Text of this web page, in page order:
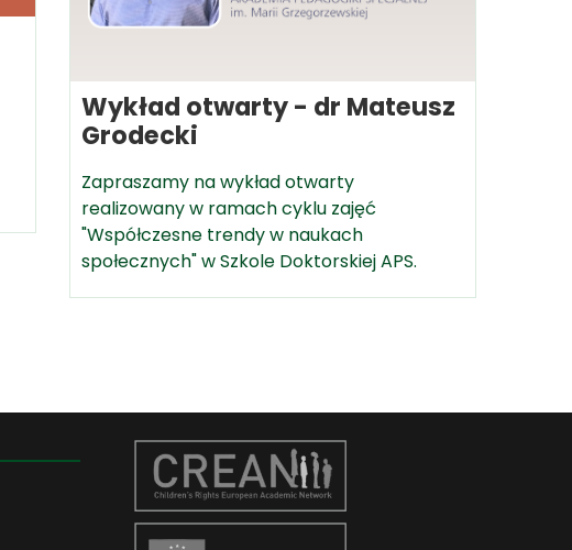
Wykład otwarty - dr Mateusz
Grodecki
Zapraszamy na wykład otwarty
realizowany w ramach cyklu zajęć
"Współczesne trendy w naukach
społecznych" w Szkole Doktorskiej APS.